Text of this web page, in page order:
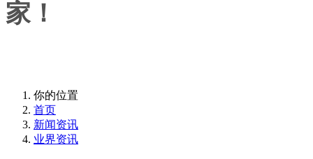
家！
你的位置
首页
新闻资讯
业界资讯